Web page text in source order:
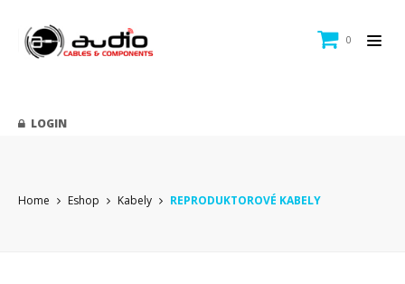
0
LOGIN
Home Eshop Kabely REPRODUKTOROVÉ KABELY